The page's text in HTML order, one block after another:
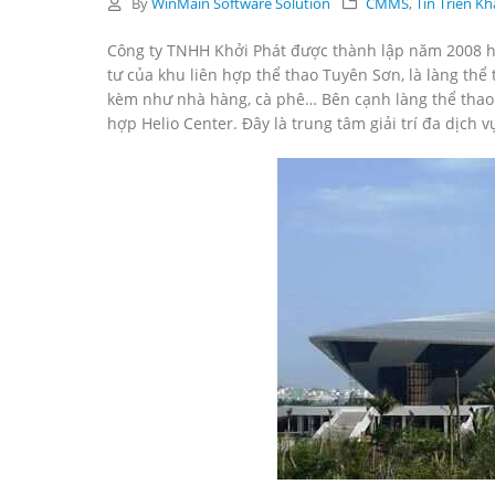
By WinMain Software Solution CMMS, Tin Triển
Công ty TNHH Khởi Phát được thành lập năm
tư của khu liên hợp thể thao Tuyên Sơn, là làng
kèm như nhà hàng, cà phê… Bên cạnh làng thể
hợp Helio Center. Đây là trung tâm giải trí đa dịch